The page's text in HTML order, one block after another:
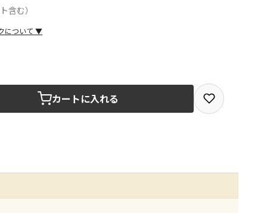
含む）
について ▼
は、全て同じ店舗での受取となります
カートに入れる